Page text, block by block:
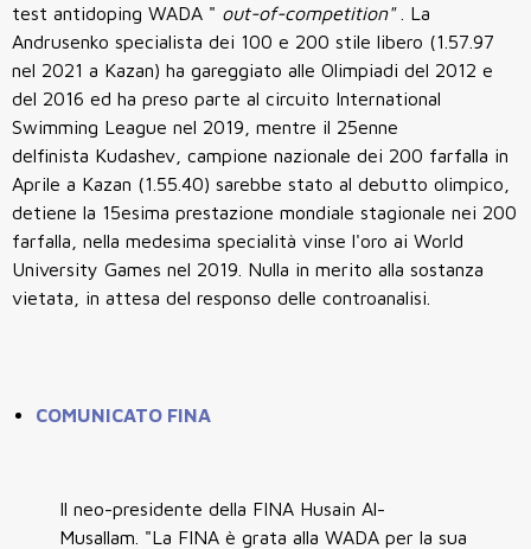
test antidoping WADA " out-of-competition"
. La
Andrusenko specialista dei 100 e 200 stile libero (1.57.97
nel 2021 a Kazan) ha gareggiato alle Olimpiadi del 2012 e
del 2016 ed ha preso parte al circuito International
Swimming League nel 2019, mentre il 25enne
delfinista Kudashev, campione nazionale dei 200 farfalla in
Aprile a Kazan (1.55.40) sarebbe stato al debutto olimpico,
detiene la 15esima prestazione mondiale stagionale nei 200
farfalla, nella medesima specialità vinse l'oro ai World
University Games nel 2019. Nulla in merito alla sostanza
vietata, in attesa del responso delle controanalisi.
COMUNICATO FINA
Il neo-presidente della FINA Husain Al-
Musallam. "La FINA è grata alla WADA per la sua